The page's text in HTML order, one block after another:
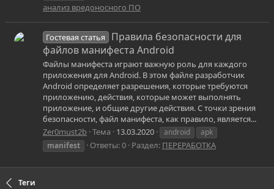
анализ вредоносного ПО
Гостевая статья
Правила безопасности для
файлов манифеста Android
Файлы манифеста играют важную роль для каждого
приложения для Android. В этом файле разработчик
Android определяет разрешения, которые требуются
приложению, действия, которые может выполнять
приложение, и общие другие действия. С точки зрения
безопасности, файл манифеста, как правило, является...
Zer0must2b Тема 13.03.2020 android
apk
manifest
Ответы: 0 Раздел: ПЕРЕРАБОТКА
Теги